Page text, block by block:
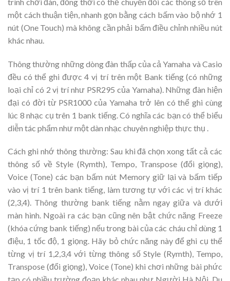
một cách thuận tiện, nhanh gọn bằng cách bấm vào bộ nhớ 1
nút (One Touch) mà không cần phải bấm điều chỉnh nhiều nút
khác nhau.
Thông thường những dòng đàn thấp của cả Yamaha và Casio
đều có thể ghi được 4 vị trí trên một Bank tiếng (có những
loại chỉ có 2 vị trí như PSR295 của Yamaha). Những đàn hiện
đại có đời từ PSR1000 của Yamaha trở lên có thể ghi cùng
lúc 8 nhạc cụ trên 1 bank tiếng. Có nghĩa các bạn có thể biểu
diễn tác phẩm như một dàn nhạc chuyên nghiệp thực thụ .
Cách ghi nhớ thông thường: Sau khi đã chọn xong tất cả các
thông số về Style (Rymth), Tempo, Transpose (đổi giọng),
Voice (Tone) các bạn bấm nút Memory giữ lại và bấm tiếp
vào vị trí 1 trên bank tiếng, làm tương tự với các vị trí khác
(2,3,4). Thông thường bank tiếng nằm ngay giữa và dưới
màn hình. Ngoài ra các bạn cũng nên bật chức năng Freeze
(khóa cứng bank tiếng) nếu trong bài của các cháu chỉ dùng 1
điệu, 1 tốc độ, 1 giọng. Hãy bỏ chức năng này để ghi cụ thể
từng vị trí 1,2,3,4 với từng thông số Style (Rymth), Tempo,
Transpose (đổi giọng), Voice (Tone) khi chơi những bài phức